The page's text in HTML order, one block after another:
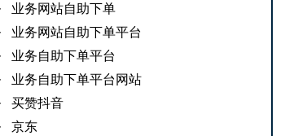
业务网站自助下单
业务网站自助下单平台
业务自助下单平台
业务自助下单平台网站
买赞抖音
京东